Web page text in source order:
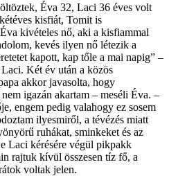
Éva 32, Laci 36 éves volt
kisfiát, Tomit is
kivételes nő, aki a kisfiammal
kevés ilyen nő létezik a
kapott, kap tőle a mai napig” –
Két év után a közös
akkor javasolta, hogy
igazán akartam – meséli Éva. –
engem pedig valahogy ez sosem
ilyesmiről, a tévézés miatt
ruhákat, sminkeket és az
Laci kérésére végül pikpakk
rajtuk kívül összesen tíz fő, a
voltak jelen.